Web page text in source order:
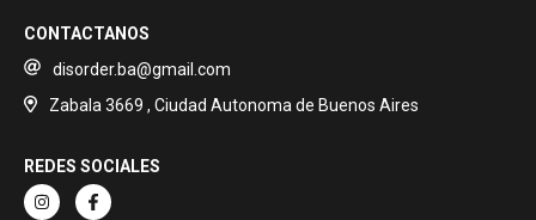
CONTACTANOS
disorder.ba@gmail.com
Zabala 3669 , Ciudad Autonoma de Buenos Aires
REDES SOCIALES